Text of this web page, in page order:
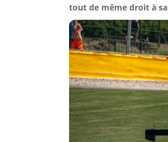
tout de même droit à sa